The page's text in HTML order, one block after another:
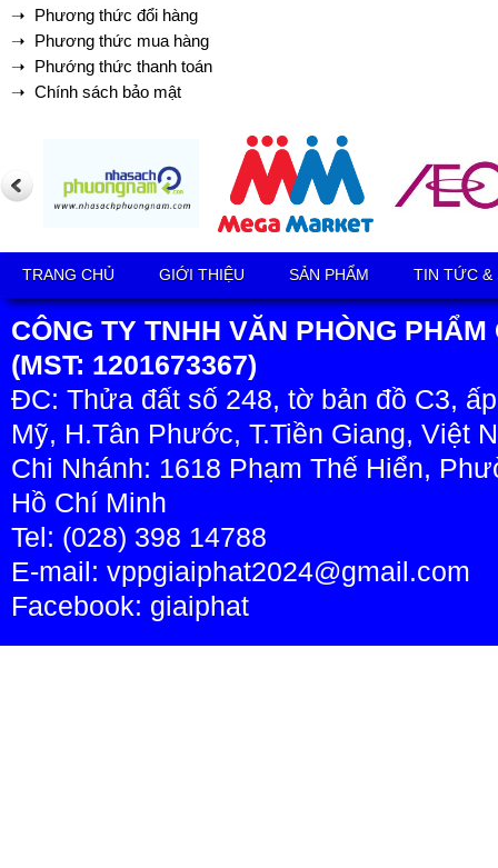
➝ Phương thức đổi hàng
➝ Phương thức mua hàng
➝ Phướng thức thanh toán
➝ Chính sách bảo mật
TRANG CHỦ GIỚI THIỆU SẢN PHẨM TIN TỨC &
CÔNG TY TNHH VĂN PHÒNG PHẨM
(MST: 1201673367)
ĐC: Thửa đất số 248, tờ bản đồ C3,
Mỹ, H.Tân Phước, T.Tiền Giang, Việt
Chi Nhánh: 1618 Phạm Thế Hiển,
Hồ Chí Minh
Tel: (028) 398 14788
E-mail: vppgiaiphat2024@gmail.com
Facebook: giaiphat